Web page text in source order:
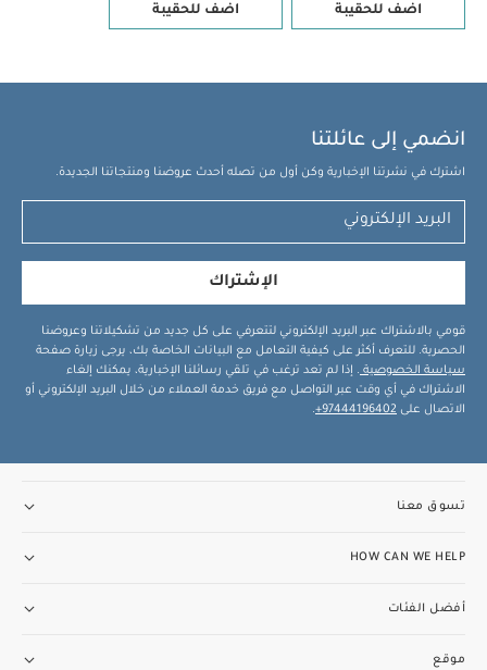
اضف للحقيبة اضف للحقيبة
انضمي إلى عائلتنا
اشترك في نشرتنا الإخبارية وكن أول من تصله أحدث عروضنا ومنتجاتنا الجديدة.
الإشتراك
قومي بالاشتراك عبر البريد الإلكتروني لتتعرفي على كل جديد من تشكيلاتنا وعروضنا
الحصرية. للتعرف أكثر على كيفية التعامل مع البيانات الخاصة بك، يرجى زيارة صفحة
سياسة الخصوصية . إذا لم تعد ترغب في تلقي رسائلنا الإخبارية، يمكنك إلغاء
الاشتراك في أي وقت عبر التواصل مع فريق خدمة العملاء من خلال البريد الإلكتروني أو
الاتصال على 97444196402+
.
تسوق معنا
HOW CAN WE HELP
أفضل الفئات
موقع